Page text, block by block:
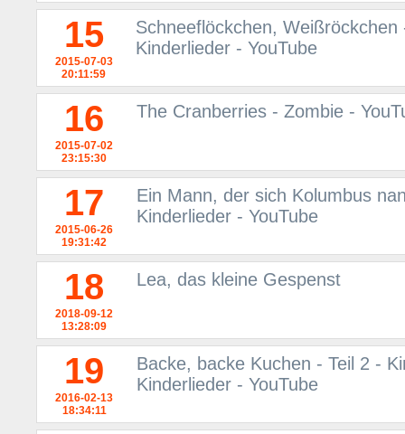
15
2015-07-03
20:11:59
Schneeflöckchen,
Kinderlieder - YouTube
16
2015-07-02
23:15:30
The Cranberries - Zombie -
17
2015-06-26
19:31:42
Ein Mann, der sich Kolumbus
Kinderlieder - YouTube
18
2018-09-12
13:28:09
Lea, das kleine Gespenst
19
2016-02-13
18:34:11
Backe, backe Kuchen - Teil 2 -
Kinderlieder - YouTube